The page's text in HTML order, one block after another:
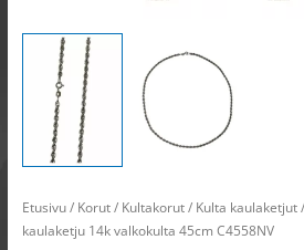
Etusivu/ Korut/ Kultakorut/ Kulta kaulaketjut/
kaulaketju 14k valkokulta 45cm C4558NV